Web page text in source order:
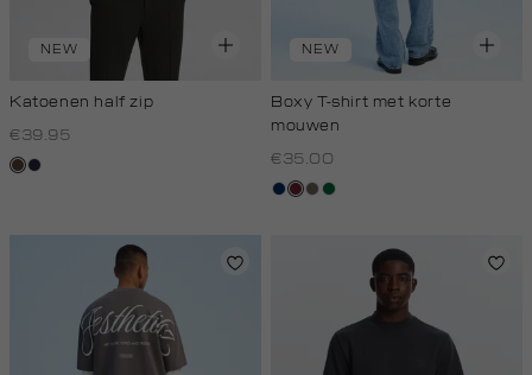
NEW
Katoenen half zip
€39.95
donkerbruin
blauw,
NEW
Boxy T-shirt met korte
mouwen
€35.00
donkerblauw
bordeaux
lichtbruin
donkergroen